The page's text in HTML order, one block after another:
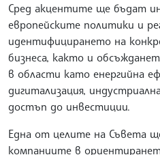
Сред акцентите ще бъдат
европейските политики и
идентифицирането на
бизнеса, както и
в области като енергийна
дигитализация,
достъп до инвестиции.
Една от целите на Съвета
компаниите в